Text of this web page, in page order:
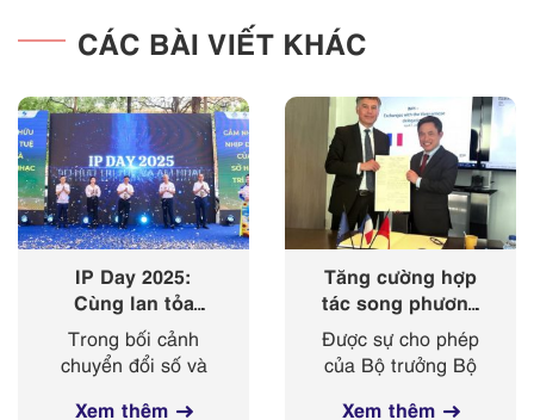
CÁC BÀI VIẾT KHÁC
IP Day 2025:
Cùng lan tỏa
‘nhịp điệu’ của
sở hữu trí tuệ
trong kỷ nguyên
số
Trong bối cảnh
chuyển đổi số và
Xem thêm
Tăng cường hợp
tác song phương
giữa Cục Sở hữu
trí tuệ với Viện
Sở hữu công
nghiệp Cộng
Được sự cho phép
của Bộ trưởng Bộ
Xem thêm